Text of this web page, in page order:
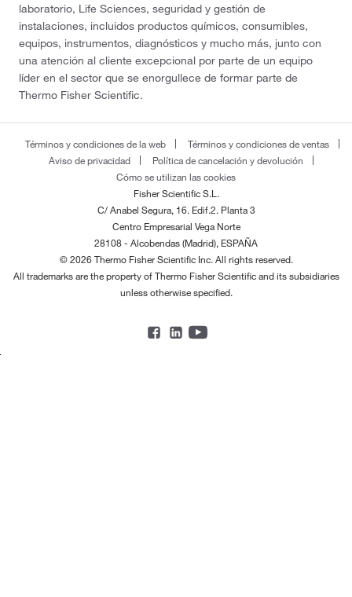
laboratorio, Life Sciences, seguridad y gestión de
instalaciones, incluidos productos químicos, consumibles,
equipos, instrumentos, diagnósticos y mucho más, junto con
una atención al cliente excepcional por parte de un equipo
líder en el sector que se enorgullece de formar parte de
Thermo Fisher Scientific.
Términos y condiciones de la web
Términos y condiciones de ventas
Aviso de privacidad
Política de cancelación y devolución
Cómo se utilizan las cookies
Fisher Scientific S.L.
C/ Anabel Segura, 16. Edif.2. Planta 3
Centro Empresarial Vega Norte
28108 - Alcobendas (Madrid), ESPAÑA
© 2026 Thermo Fisher Scientific Inc. All rights reserved.
All trademarks are the property of Thermo Fisher Scientific and its subsidiaries
unless otherwise specified.